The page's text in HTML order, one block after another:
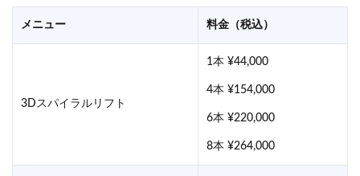
メニュー 料金（税込）
3Dスパイラルリフト
1本 ¥44,000
4本 ¥154,000
6本 ¥220,000
8本 ¥264,000